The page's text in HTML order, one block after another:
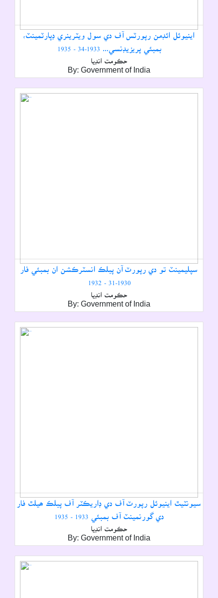
اينيوئل ائڊمن رپورٽس آف دي سول ويٽرينري ڊپارٽمينٽ،
حڪومت انڊيا
By: Government of India
سپليمينٽ تو دي رپورٽ آن پبلڪ انسٽرڪشن ان بمبئي فار
حڪومت انڊيا
By: Government of India
سيونٽيٿ اينيوئل رپورٽ آف دي ڊاريڪٽر آف پبلڪ ھيلٿ فار
دي گورنمينٽ آف بمبئي 1933 - 1935
حڪومت انڊيا
By: Government of India